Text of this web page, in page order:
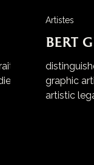
Bert
graphic
artistic
Artistes